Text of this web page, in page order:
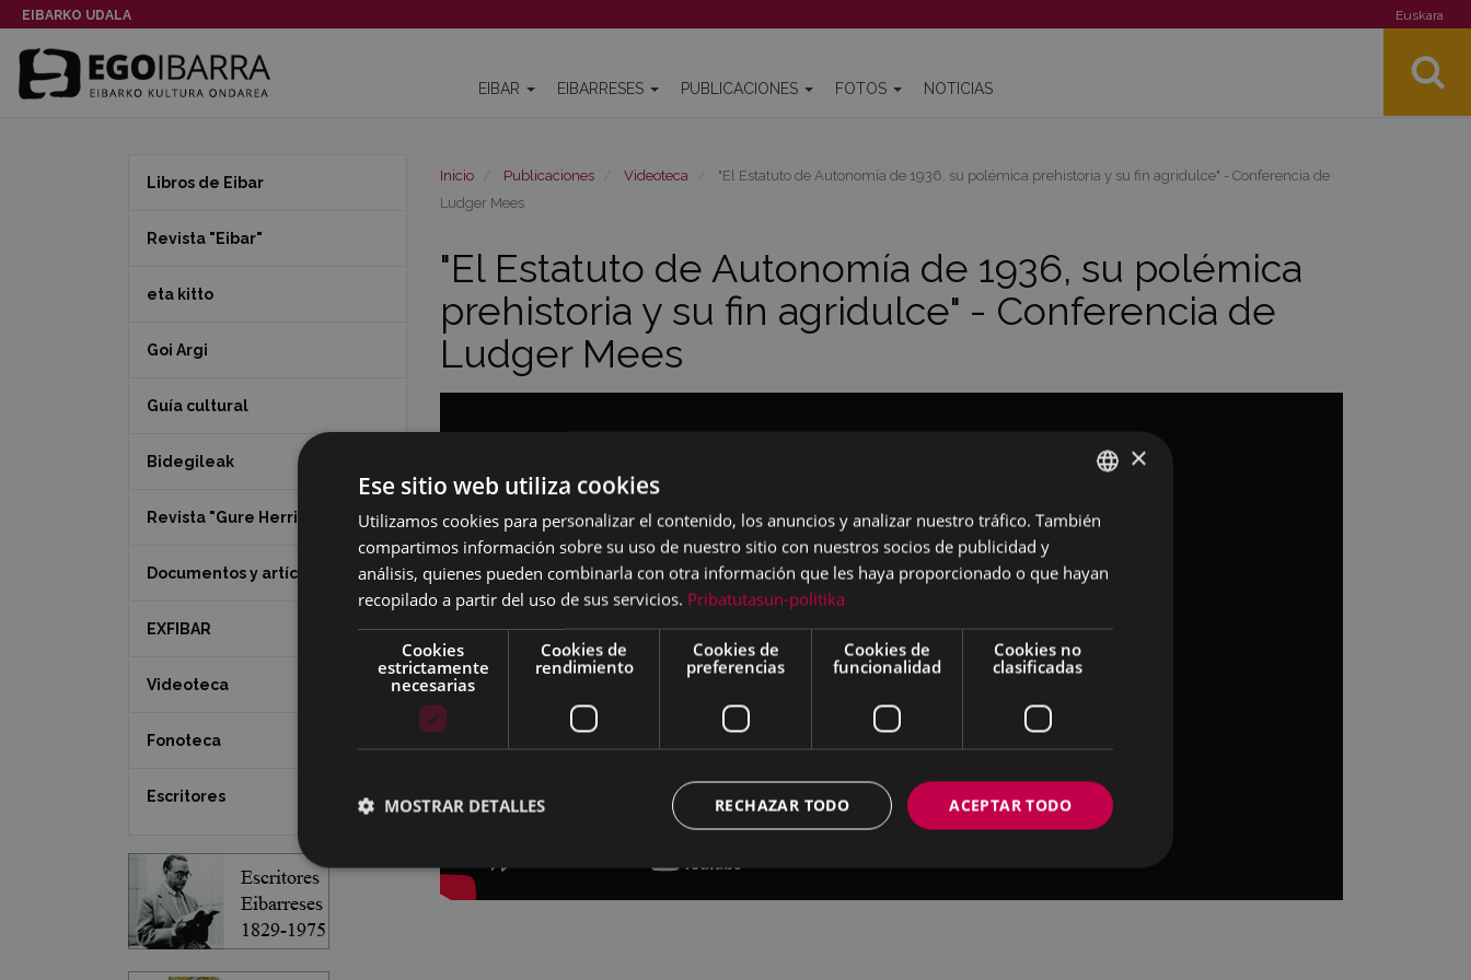
EIBARKO UDALA Euskara
EIBAR EIBARRESES PUBLICACIONES FOTOS NOTICIAS
Inicio Publicaciones Videoteca
"El Estatuto de Autonomía de 1936, su polémica prehistoria y su fin agridulce" - Conferencia de
Ludger Mees
"El Estatuto de Autonomía de 1936, su polémica
prehistoria y su fin agridulce" - Conferencia de
Ludger Mees
Libros de Eibar
Revista "Eibar"
eta kitto
Goi Argi
Guía cultural
Bidegileak
Revista "Gure Herria"
Documentos y artículos
EXFIBAR
Videoteca
Fonoteca
Escritores
BASQUE
×
Ese sitio web utiliza cookies
Utilizamos cookies para personalizar el contenido, los anuncios y analizar nuestro tráfico. También
compartimos información sobre su uso de nuestro sitio con nuestros socios de publicidad y
análisis, quienes pueden combinarla con otra información que les haya proporcionado o que hayan
recopilado a partir del uso de sus servicios. Pribatutasun-politika
Cookies
estrictamente
necesarias
Cookies de
rendimiento
Cookies de
preferencias
Cookies de
funcionalidad
Cookies no
clasificadas
ACEPTAR TODO
RECHAZAR TODO
MOSTRAR DETALLES